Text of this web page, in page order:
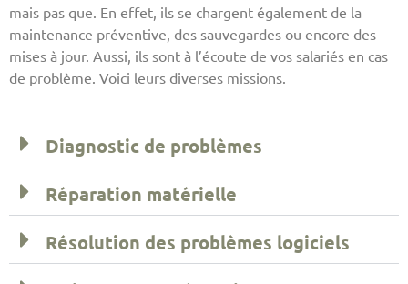
mais pas que. En effet, ils se chargent également de la
maintenance préventive, des sauvegardes ou encore des
mises à jour. Aussi, ils sont à l’écoute de vos salariés en cas
de problème. Voici leurs diverses missions.
Diagnostic de problèmes
Réparation matérielle
Résolution des problèmes logiciels